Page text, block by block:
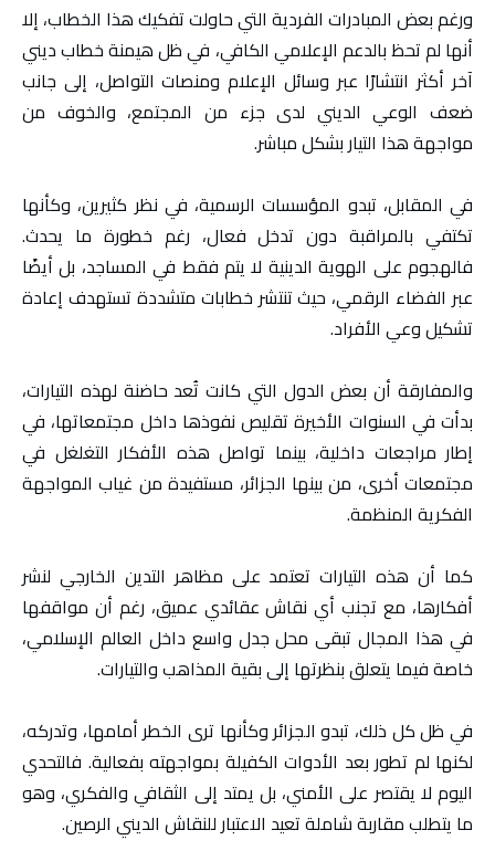
ورغم بعض المبادرات الفردية التي حاولت تفكيك هذا الخطاب، إلا
أنها لم تحظ بالدعم الإعلامي الكافي، في ظل هيمنة خطاب ديني
آخر أكثر انتشارًا عبر وسائل الإعلام ومنصات التواصل، إلى جانب
ضعف الوعي الديني لدى جزء من المجتمع، والخوف من
مواجهة هذا التيار بشكل مباشر.
في المقابل، تبدو المؤسسات الرسمية، في نظر كثيرين، وكأنها
تكتفي بالمراقبة دون تدخل فعال، رغم خطورة ما يحدث.
فالهجوم على الهوية الدينية لا يتم فقط في المساجد، بل أيضًا
عبر الفضاء الرقمي، حيث تنتشر خطابات متشددة تستهدف إعادة
تشكيل وعي الأفراد.
والمفارقة أن بعض الدول التي كانت تُعد حاضنة لهذه التيارات،
بدأت في السنوات الأخيرة تقليص نفوذها داخل مجتمعاتها، في
إطار مراجعات داخلية، بينما تواصل هذه الأفكار التغلغل في
مجتمعات أخرى، من بينها الجزائر، مستفيدة من غياب المواجهة
الفكرية المنظمة.
كما أن هذه التيارات تعتمد على مظاهر التدين الخارجي لنشر
أفكارها، مع تجنب أي نقاش عقائدي عميق، رغم أن مواقفها
في هذا المجال تبقى محل جدل واسع داخل العالم الإسلامي،
خاصة فيما يتعلق بنظرتها إلى بقية المذاهب والتيارات.
في ظل كل ذلك، تبدو الجزائر وكأنها ترى الخطر أمامها، وتدركه،
لكنها لم تطور بعد الأدوات الكفيلة بمواجهته بفعالية. فالتحدي
اليوم لا يقتصر على الأمني، بل يمتد إلى الثقافي والفكري، وهو
ما يتطلب مقاربة شاملة تعيد الاعتبار للنقاش الديني الرصين.